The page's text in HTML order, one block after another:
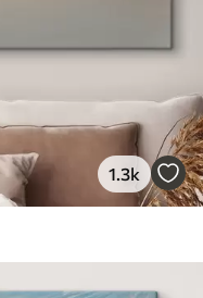
1.3k